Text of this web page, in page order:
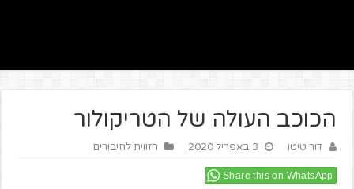
הכוכב העולה של הטריקולור
דור טיטו 3 באפריל 2020 הזווית לחיבורים
Share this on WhatsApp